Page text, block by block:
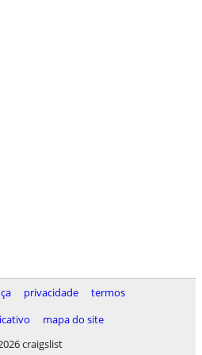
privacidade
termos
mapa do site
craigslist